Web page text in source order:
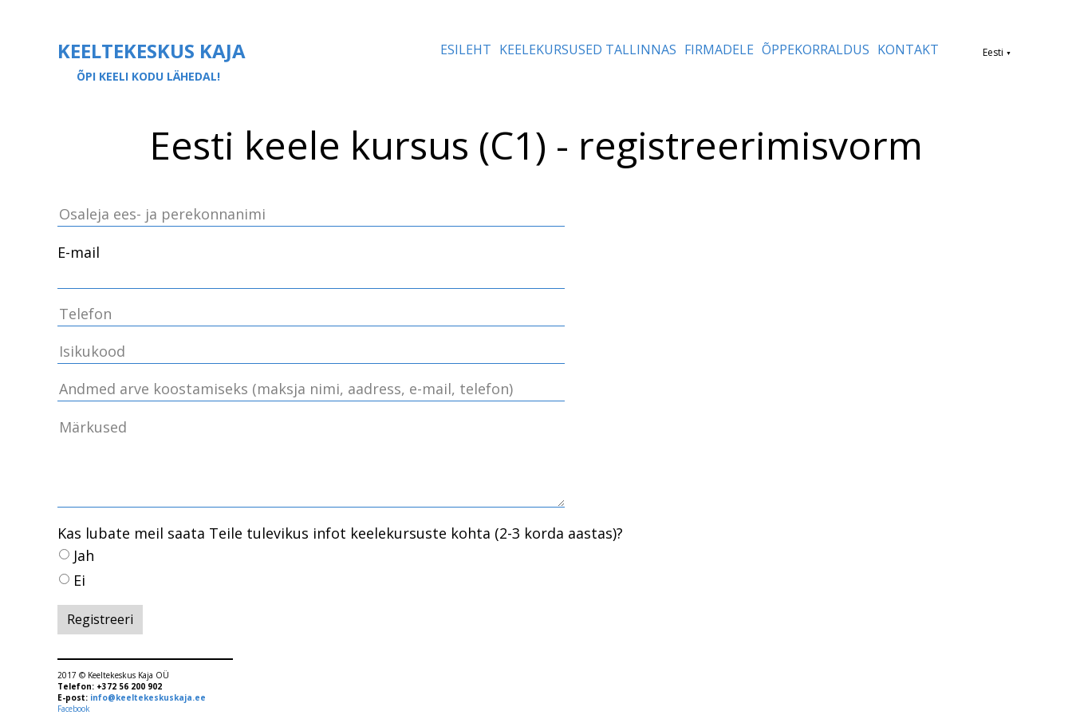
KEELTEKESKUS KAJA
ÕPI KEELI KODU LÄHEDAL!
ESILEHT KEELEKURSUSED TALLINNAS FIRMADELE ÕPPEKORRALDUS KONTAKT Eesti ▼
Eesti keele kursus (C1) - registreerimisvorm
E-mail
Kas lubate meil saata Teile tulevikus infot keelekursuste kohta (2-3 korda aastas)?
Jah
Ei
2017 © Keeltekeskus Kaja OÜ
Telefon: +372 56 200 902
E-post: info@keeltekeskuskaja.ee
Facebook